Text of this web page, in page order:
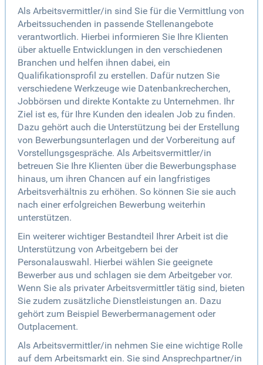
Als Arbeitsvermittler/in sind Sie für die Vermittlung von
Arbeitssuchenden in passende Stellenangebote
verantwortlich. Hierbei informieren Sie Ihre Klienten
über aktuelle Entwicklungen in den verschiedenen
Branchen und helfen ihnen dabei, ein
Qualifikationsprofil zu erstellen. Dafür nutzen Sie
verschiedene Werkzeuge wie Datenbankrecherchen,
Jobbörsen und direkte Kontakte zu Unternehmen. Ihr
Ziel ist es, für Ihre Kunden den idealen Job zu finden.
Dazu gehört auch die Unterstützung bei der Erstellung
von Bewerbungsunterlagen und der Vorbereitung auf
Vorstellungsgespräche. Als Arbeitsvermittler/in
betreuen Sie Ihre Klienten über die Bewerbungsphase
hinaus, um ihren Chancen auf ein langfristiges
Arbeitsverhältnis zu erhöhen. So können Sie sie auch
nach einer erfolgreichen Bewerbung weiterhin
unterstützen.
Ein weiterer wichtiger Bestandteil Ihrer Arbeit ist die
Unterstützung von Arbeitgebern bei der
Personalauswahl. Hierbei wählen Sie geeignete
Bewerber aus und schlagen sie dem Arbeitgeber vor.
Wenn Sie als privater Arbeitsvermittler tätig sind, bieten
Sie zudem zusätzliche Dienstleistungen an. Dazu
gehört zum Beispiel Bewerbermanagement oder
Outplacement.
Als Arbeitsvermittler/in nehmen Sie eine wichtige Rolle
auf dem Arbeitsmarkt ein. Sie sind Ansprechpartner/in